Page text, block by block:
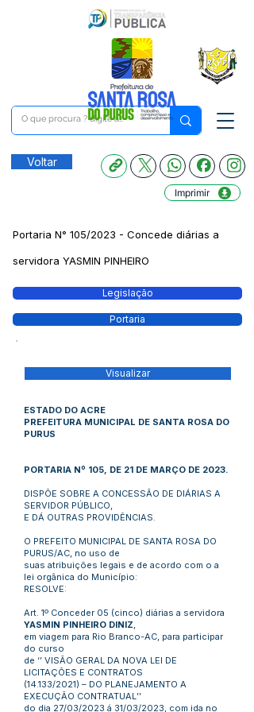
Voltar
Imprimir
Portaria N° 105/2023 - Concede diárias a
servidora YASMIN PINHEIRO
Legislação
Portaria
Visualizar
ESTADO DO ACRE
PREFEITURA MUNICIPAL DE SANTA ROSA DO
PURUS
PORTARIA Nº 105, DE 21 DE MARÇO DE 2023.
DISPÕE SOBRE A CONCESSÃO DE DIÁRIAS A
SERVIDOR PÚBLICO,
E DÁ OUTRAS PROVIDÊNCIAS.
O PREFEITO MUNICIPAL DE SANTA ROSA DO
PURUS/AC, no uso de
suas atribuições legais e de acordo com o a
lei orgânica do Município:
RESOLVE:
Art. 1º Conceder 05 (cinco) diárias a servidora
YASMIN PINHEIRO DINIZ,
em viagem para Rio Branco-AC, para participar
do curso
de ‘’ VISÃO GERAL DA NOVA LEI DE
LICITAÇÕES E CONTRATOS
(14.133/2021) – DO PLANEJAMENTO A
EXECUÇÃO CONTRATUAL’’
do dia 27/03/2023 á 31/03/2023, com ida no